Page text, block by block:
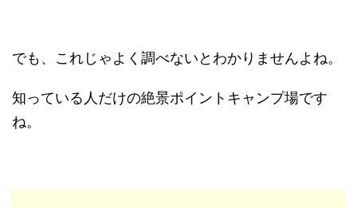
でも、これじゃよく調べないとわかりませんよね。
知っている人だけの絶景ポイントキャンプ場です
ね。